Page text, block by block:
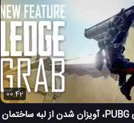
00:42
ویژگی جدید بازی PUBG، آویزان شدن از لبه ساختمان